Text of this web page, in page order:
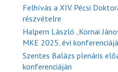
Felhívás a XIV. Pécsi
részvételre
Halpern László „Kornai
MKE 2025. évi
Szentes Balázs plenáris
konferenciáján